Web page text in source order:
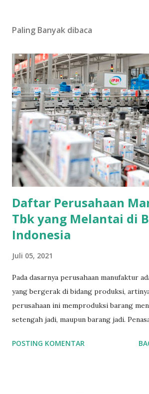
Paling Banyak dibaca
Daftar Perusahaan
Tbk yang Melantai di
Indonesia
Juli 05, 2021
Pada dasarnya perusahaan manufaktur
yang bergerak di bidang produksi,
perusahaan ini memproduksi barang
setengah jadi, maupun barang jadi.
Indonesia, yuk kita lihat pembagiannya.
POSTING KOMENTAR